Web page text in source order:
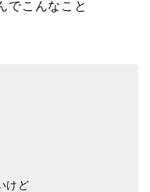
でこんなこと
けど